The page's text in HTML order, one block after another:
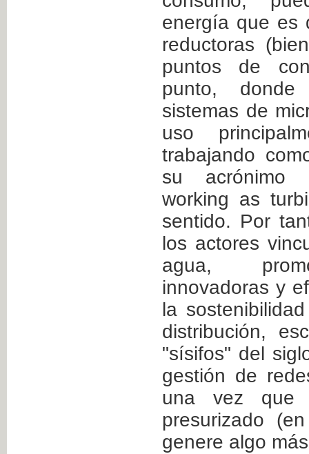
energía que es
reductoras
puntos de
punto,
sistemas de
uso
trabajando
su acrónimo
working as
sentido. Por
los actores
agua,
innovadoras y
la
distribución,
"sísifos" del
gestión de
una vez que
presurizado
genere algo